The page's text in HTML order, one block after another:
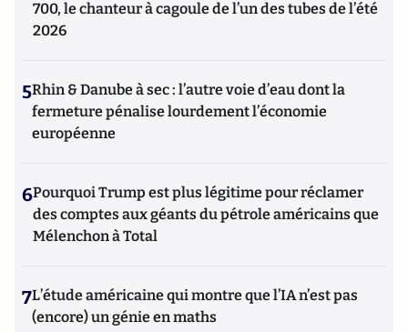
700, le chanteur à cagoule de l’un des tubes de l’été
2026
5Rhin & Danube à sec : l’autre voie d’eau dont la
fermeture pénalise lourdement l’économie
européenne
6Pourquoi Trump est plus légitime pour réclamer
des comptes aux géants du pétrole américains que
Mélenchon à Total
7L’étude américaine qui montre que l’IA n’est pas
(encore) un génie en maths